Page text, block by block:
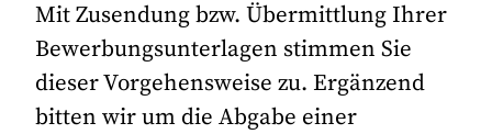
Mit Zusendung bzw. Übermittlung Ihrer
Bewerbungsunterlagen stimmen Sie
dieser Vorgehensweise zu. Ergänzend
bitten wir um die Abgabe einer